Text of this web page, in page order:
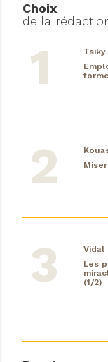
Choix
de la
Tsiky
Vidal
Les
(1/2)